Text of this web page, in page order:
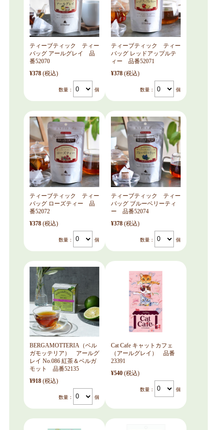
ティーブティック ティー
バッグ アールグレイ 品
番52070
¥378 (税込)
数量： 個
ティーブティック ティー
バッグ レッドアップルテ
ィー 品番52071
¥378 (税込)
数量： 個
ティーブティック ティー
バッグ ローズティー 品
番52072
¥378 (税込)
数量： 個
ティーブティック ティー
バッグ ブルーベリーティ
ー 品番52074
¥378 (税込)
数量： 個
BERGAMOTTERIA（ベル
ガモッテリア） アールグ
レイ No.086 紅茶＆ベルガ
モット 品番52135
¥918 (税込)
数量： 個
Cat Cafe キャットカフェ
（アールグレイ） 品番
23391
¥540 (税込)
数量： 個